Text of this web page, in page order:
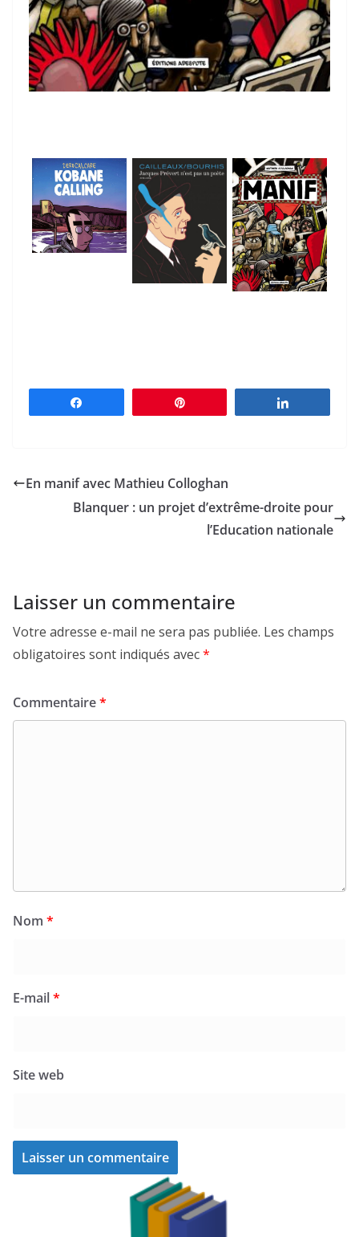
En manif avec Mathieu Colloghan
Blanquer : un projet d’extrême-droite pour
l’Education nationale
Laisser un commentaire
Votre adresse e-mail ne sera pas publiée. Les champs
obligatoires sont indiqués avec*
Commentaire*
Nom *
E-mail*
Site web